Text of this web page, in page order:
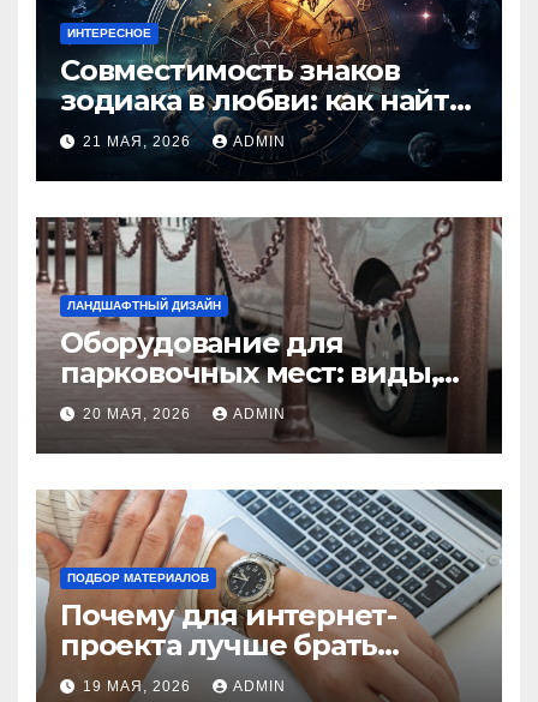
ИНТЕРЕСНОЕ
Совместимость знаков
зодиака в любви: как найти
идеальную пару и
избежать конфликтов
21 МАЯ, 2026 ADMIN
ЛАНДШАФТНЫЙ ДИЗАЙН
Оборудование для
парковочных мест: виды,
функции и нормы
установки
20 МАЯ, 2026 ADMIN
ПОДБОР МАТЕРИАЛОВ
Почему для интернет-
проекта лучше брать
отдельный сервер:
19 МАЯ, 2026 ADMIN